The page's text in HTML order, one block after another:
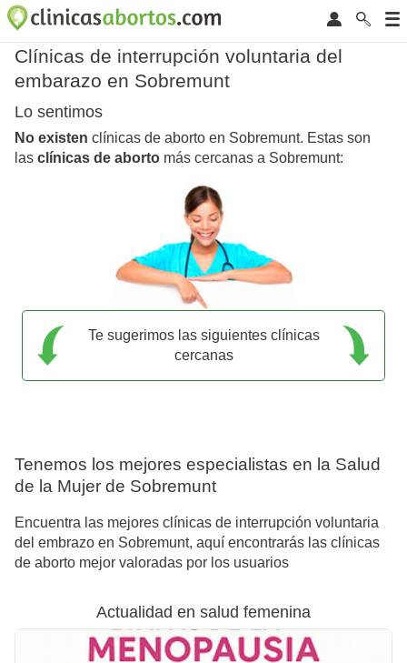
Clínicas de interrupción voluntaria del
embarazo en Sobremunt
Lo sentimos
No existen clínicas de aborto en Sobremunt. Estas son
las clínicas de aborto más cercanas a Sobremunt:
Te sugerimos las siguientes clínicas
cercanas
Tenemos los mejores especialistas en la Salud
de la Mujer de Sobremunt
Encuentra las mejores clínicas de interrupción voluntaria
del embrazo en Sobremunt, aquí encontrarás las clínicas
de aborto mejor valoradas por los usuarios
Actualidad en salud femenina